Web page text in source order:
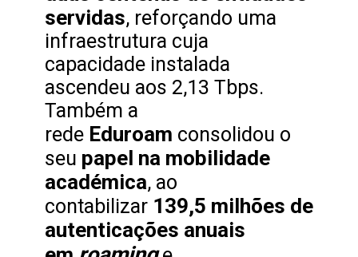
servidas, reforçando uma
infraestrutura cuja
capacidade instalada
ascendeu aos 2,13 Tbps.
Também a
rede Eduroam consolidou o
seu papel na mobilidade
académica, ao
contabilizar 139,5 milhões de
autenticações anuais